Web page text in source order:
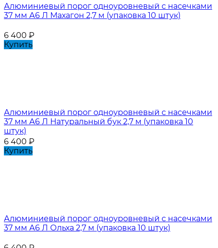
Алюминиевый порог одноуровневый с насечками
37 мм А6 Л Махагон 2,7 м (упаковка 10 штук)
6 400 ₽
Купить
Алюминиевый порог одноуровневый с насечками
37 мм А6 Л Натуральный бук 2,7 м (упаковка 10
штук)
6 400 ₽
Купить
Алюминиевый порог одноуровневый с насечками
37 мм А6 Л Ольха 2,7 м (упаковка 10 штук)